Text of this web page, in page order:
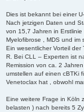
Dies ist bekannt bei einer
Nach jetzigen Daten und
von 15,7 Jahren in
Myelofibrose , MDS und im
Ein wesentlicher Vorteil
R. Bei CLL – Experten ist
Remission von ca. 2
umstellen auf einen cBTKi
Venetoclax hat , obwohl
Eine weitere Frage in Köln
belasten ) nach bereits 5